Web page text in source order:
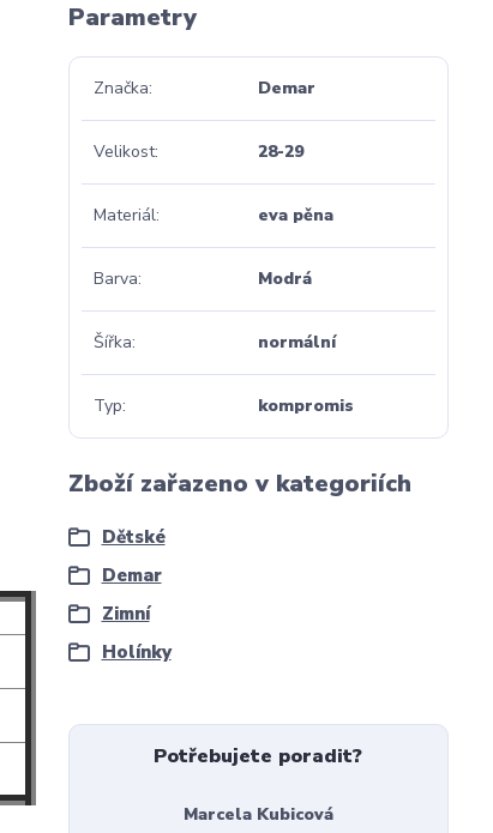
Parametry
Značka Demar
Velikost 28-29
Materiál eva pěna
Barva Modrá
Šířka normální
Typ kompromis
Zboží zařazeno v kategoriích
Dětské
Demar
Zimní
Holínky
Potřebujete poradit?
Marcela Kubicová